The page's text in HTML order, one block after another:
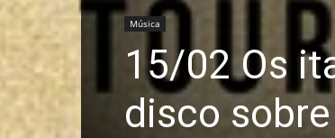
Música
15/02 Os
disco